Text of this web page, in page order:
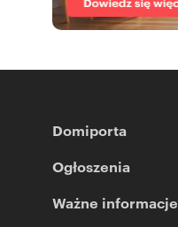
Domiporta
Ogłoszenia
Ważne informacje